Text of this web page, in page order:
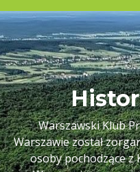
Warszawski Klub
Warszawie został
osoby pochodzące z